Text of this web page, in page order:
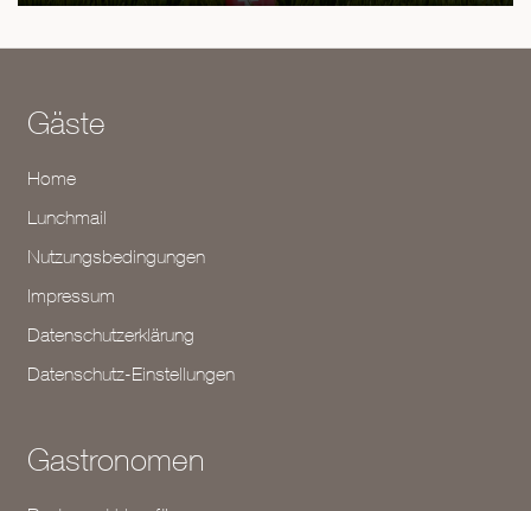
Gäste
Home
Lunchmail
Nutzungsbedingungen
Impressum
Datenschutzerklärung
Datenschutz-Einstellungen
Gastronomen